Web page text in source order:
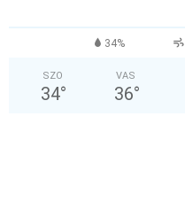
34%
SZO
34°
VAS
36°